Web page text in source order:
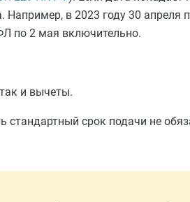
Например, в 2023 году 30 апреля
по 2 мая включительно.
и вычеты.
стандартный срок подачи не